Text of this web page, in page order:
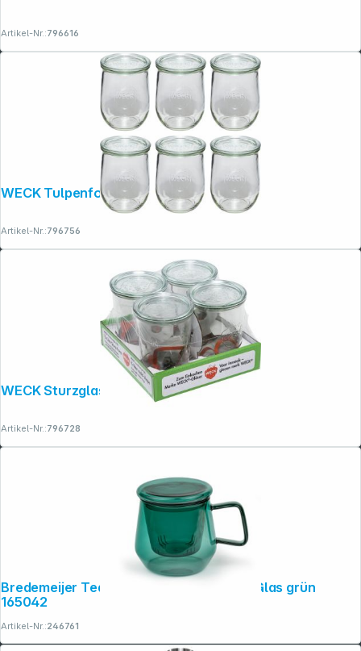
Artikel-Nr.:796616
WECK Tulpenform-Glas 1062ml 6er Pack
Artikel-Nr.:796756
WECK Sturzglas 0,75l 4er Pack
Artikel-Nr.:796728
Bredemeijer Tea for one Livorno 290ml Glas grün
165042
Artikel-Nr.:246761